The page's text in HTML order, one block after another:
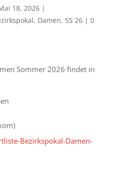
18, 2026|
, Damen, SS 26| 0
Sommer 2026 findet in
Bezirkspokal-Damen-